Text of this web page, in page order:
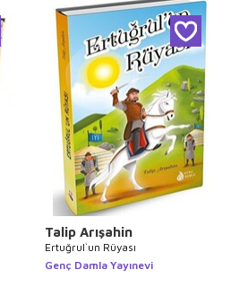
Talip Arışahin
Ertuğrul`un Rüyası
Genç Damla Yayınevi